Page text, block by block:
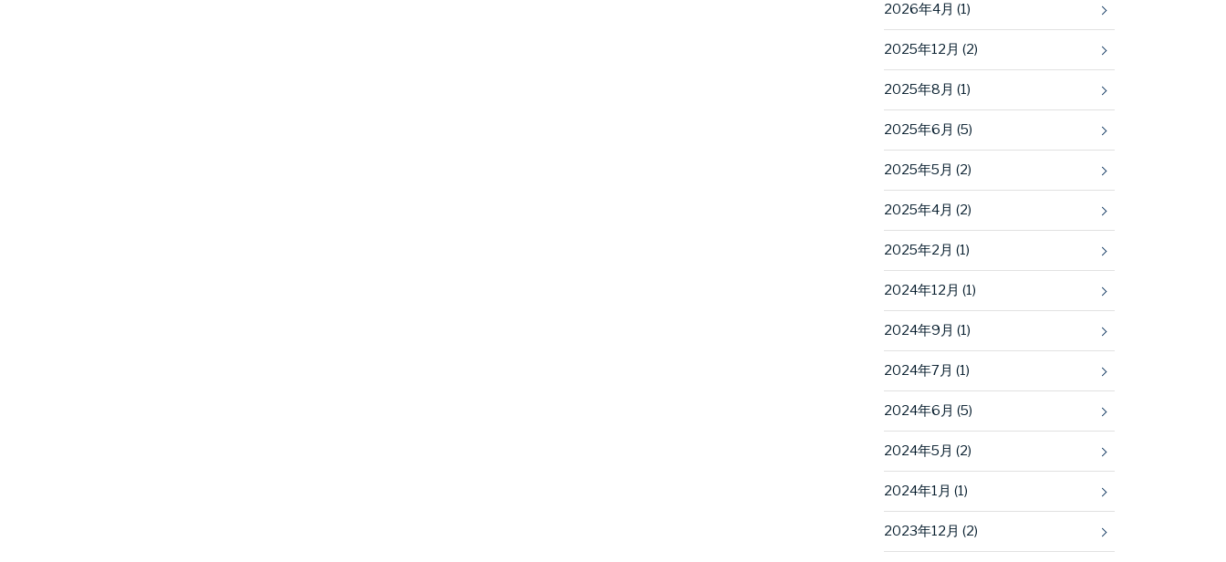
2026年4月 (1)
2025年12月 (2)
2025年8月 (1)
2025年6月 (5)
2025年5月 (2)
2025年4月 (2)
2025年2月 (1)
2024年12月 (1)
2024年9月 (1)
2024年7月 (1)
2024年6月 (5)
2024年5月 (2)
2024年1月 (1)
2023年12月 (2)